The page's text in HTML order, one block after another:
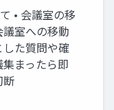
• 会議室の移
室への移動
た質問や確
まったら即
断